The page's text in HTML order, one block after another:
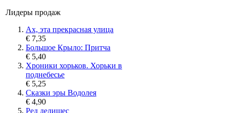
Лидеры продаж
Ах, эта прекрасная улица
€ 7,35
Большое Крыло: Притча
€ 5,40
Хроники хорьков. Хорьки в
поднебесье
€ 5,25
Сказки эры Водолея
€ 4,90
Ред делишес